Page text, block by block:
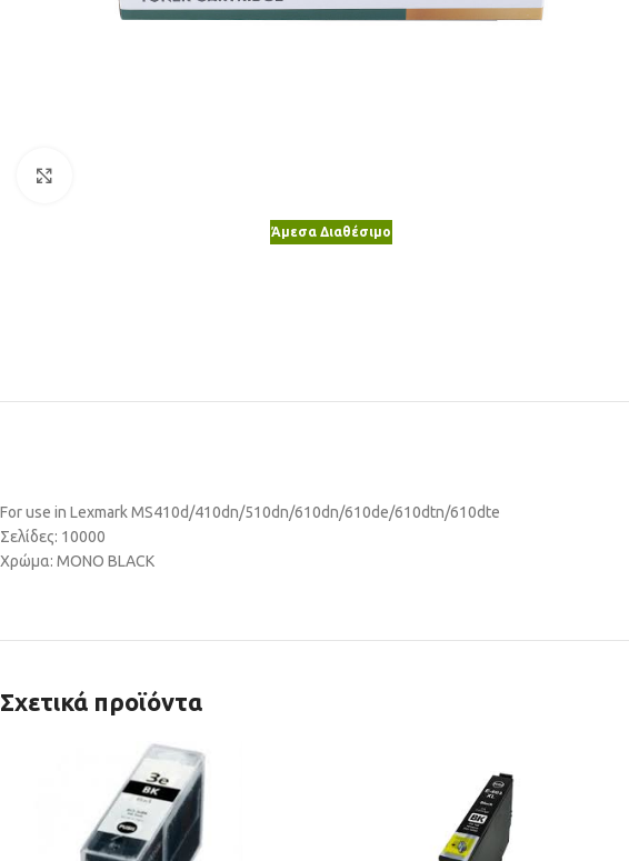
Άμεσα Διαθέσιμο
For use in Lexmark MS410d/410dn/510dn/610dn/610de/610dtn/610dte
Σελίδες: 10000
Χρώμα: MONO BLACK
Σχετικά προϊόντα